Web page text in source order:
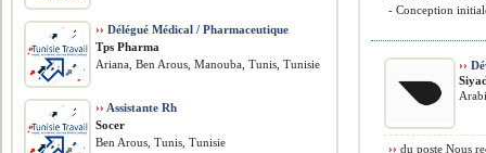
- Conception
››
›› du poste Nous
›› Délégué Médical / Pharmaceutique
Tps Pharma
Ariana, Ben Arous, Manouba, Tunis, Tunisie
›› Assistante Rh
Socer
Ben Arous, Tunis, Tunisie